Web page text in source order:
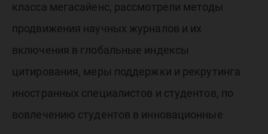
класса мегасайенс, рассмотрели методы
продвижения научных журналов и их
включения в глобальные индексы
цитирования, меры поддержки и рекрутинга
иностранных специалистов и студентов, по
вовлечению студентов в инновационные